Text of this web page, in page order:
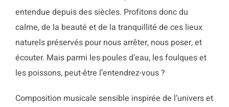
entendue depuis des siècles. Profitons donc du
calme, de la beauté et de la tranquillité de ces lieux
naturels préservés pour nous arrêter, nous poser, et
écouter. Mais parmi les poules d’eau, les foulques et
les poissons, peut-être l’entendrez-vous ?
Composition musicale sensible inspirée de l’univers et